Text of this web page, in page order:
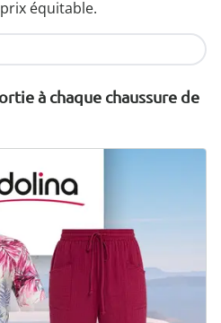
équitable.
à chaque chaussure de